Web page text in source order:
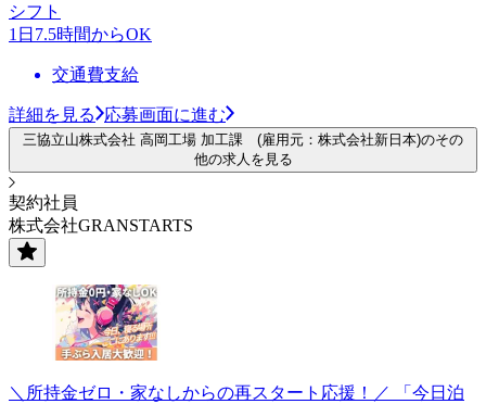
シフト
1日7.5時間からOK
交通費支給
詳細を見る 応募画面に進む
三協立山株式会社 高岡工場 加工課 (雇用元：株式会社新日本)のその
他の求人を見る
契約社員
株式会社GRANSTARTS
＼所持金ゼロ・家なしからの再スタート応援！／ 「今日泊